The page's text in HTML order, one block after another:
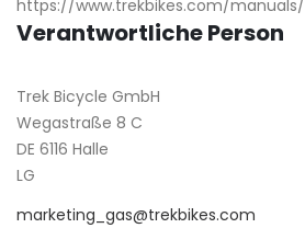
https://www.trekbikes.com/manuals/
Verantwortliche Person
Trek Bicycle GmbH
Wegastraße 8 C
DE 6116 Halle
LG
marketing_gas@trekbikes.com